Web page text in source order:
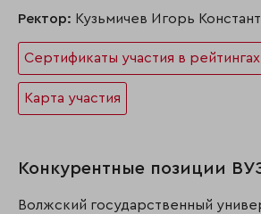
Ректор: Кузьмичев Игорь
Сертификаты участия в рейтингах
Карта участия
Конкурентные позиции
Волжский государственный